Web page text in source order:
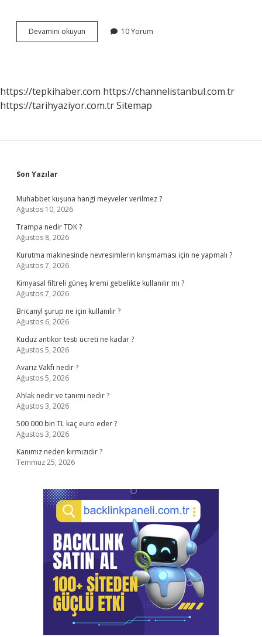
Devamını okuyun
Pusette
10 Yorum
https://tepkihaber.com https://channelistanbul.com.tr
https://tarihyaziyor.com.trSitemap
Sidebar
Son Yazılar
Muhabbet kuşuna hangi meyveler verilmez ?
Ağustos 10, 2026
Trampa nedir TDK ?
Ağustos 8, 2026
Kurutma makinesinde nevresimlerin kırışmaması için ne yapmalı ?
Ağustos 7, 2026
Kimyasal filtreli güneş kremi gebelikte kullanılır mı ?
Ağustos 7, 2026
Bricanyl şurup ne için kullanılır ?
Ağustos 6, 2026
Kuduz antikor testi ücreti ne kadar ?
Ağustos 5, 2026
Avarız Vakfı nedir ?
Ağustos 5, 2026
Ahlak nedir ve tanımı nedir ?
Ağustos 3, 2026
500 000 bin TL kaç euro eder ?
Ağustos 3, 2026
Kanımız neden kırmızıdır ?
Temmuz 25, 2026